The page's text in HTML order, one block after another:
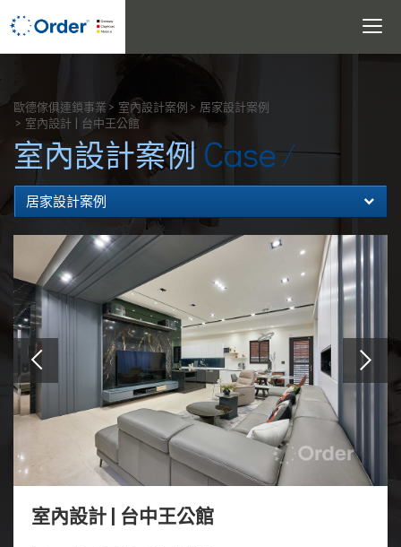
Toggle
歐德傢俱連鎖事業 室內設計案例
居家設計案例
室內設計 | 台中王公館
室內設計案例 Case
居家設計案例
室內設計 | 台中王公館